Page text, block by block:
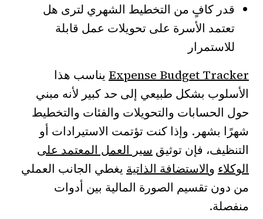
قدر كافٍ من التخطيط الشهري لترى هل
تعتمد الأسرة على تحويلات عمل قابلة
للاستمرار
Expense Budget Tracker يناسب هذا
الأسلوب بشكل طبيعي إلى حد كبير لأنه مبني
حول الحسابات والتحويلات والفئات والتخطيط
شهرًا بشهر. وإذا كنت تؤتمت الاستيرادات أو
التنظيف، فإن توثيق سير العمل المعتمد على
الوكلاء والاستضافة الذاتية يغطي الجانب العملي
من دون تقسيم الصورة المالية بين أدوات
منفصلة.